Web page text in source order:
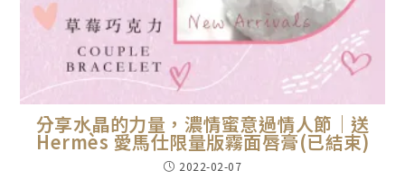
分享水晶的力量，濃情蜜意過情人節｜送
Hermès 愛馬仕限量版霧面唇膏(已結束)
2022-02-07